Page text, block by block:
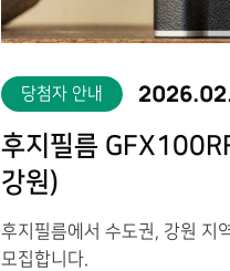
당첨자 안내
후지필름
강원)
후지필름에서 수도권, 강원 지
모집합니다.